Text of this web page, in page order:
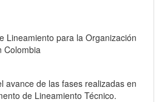
Lineamiento para la Organización
Colombia
avance de las fases realizadas en
de Lineamiento Técnico.